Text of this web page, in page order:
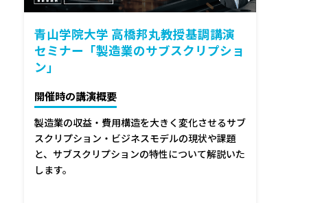
青山学院大学 高橋邦丸教授基調講演
セミナー「製造業のサブスクリプショ
ン」
開催時の講演概要
製造業の収益・費用構造を大きく変化させるサブ
スクリプション・ビジネスモデルの現状や課題
と、サブスクリプションの特性について解説いた
します。